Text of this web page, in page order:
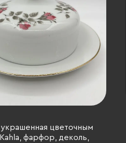
украшенная цветочным
фарфор, деколь,